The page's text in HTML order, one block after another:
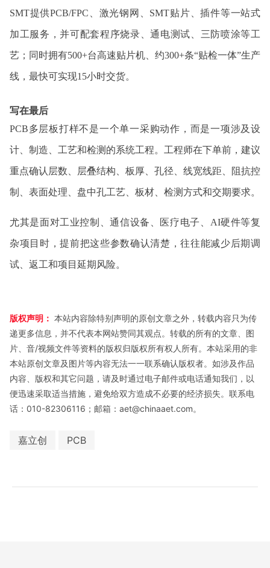
SMT提供PCB/FPC、激光钢网、SMT贴片、插件等一站式
加工服务，并可配套程序烧录、通电测试、三防喷涂等工
艺；同时拥有500+台高速贴片机、约300+条“贴检一体”生产
线，最快可实现15小时交货。
写在最后
PCB多层板打样不是一个单一采购动作，而是一项涉及设
计、制造、工艺和检测的系统工程。工程师在下单前，建议
重点确认层数、层叠结构、板厚、孔径、线宽线距、阻抗控
制、表面处理、盘中孔工艺、板材、检测方式和交期要求。
尤其是面对工业控制、通信设备、医疗电子、AI硬件等复
杂项目时，提前把这些参数确认清楚，往往能减少后期调
试、返工和项目延期风险。
版权声明： 本站内容除特别声明的原创文章之外，转载内容只为传
递更多信息，并不代表本网站赞同其观点。转载的所有的文章、图
片、音/视频文件等资料的版权归版权所有权人所有。本站采用的非
本站原创文章及图片等内容无法一一联系确认版权者。如涉及作品
内容、版权和其它问题，请及时通过电子邮件或电话通知我们，以
便迅速采取适当措施，避免给双方造成不必要的经济损失。联系电
话：010-82306116；邮箱：aet@chinaaet.com。
嘉立创 PCB